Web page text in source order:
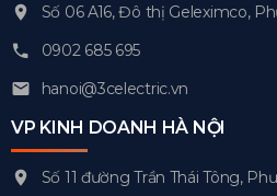
Số 06 A16, Đô thị Geleximco,
0902 685 695
hanoi@3celectric.vn
VP KINH DOANH HÀ NỘI
Số 11 đường Trần Thái Tông,